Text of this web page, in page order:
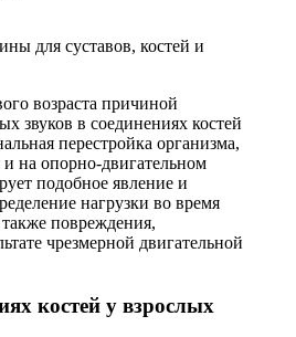
для суставов, костей и
возраста причиной
звуков в соединениях костей
перестройка организма,
и на опорно-двигательном
подобное явление и
нагрузки во время
повреждения,
чрезмерной двигательной
костей у взрослых